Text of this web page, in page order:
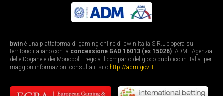
bwin è una piattaforma di gaming online di bwin Italia S.R.L e opera sul
territorio italiano con la concessione GAD 16013 (ex 15026). ADM - Agenzia
delle Dogane e dei Monopoli - regola il comparto del gioco pubblico in Italia: per
maggiori informazioni consulta il sito http://adm.gov.it